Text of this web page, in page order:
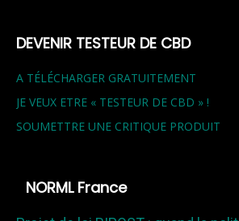
DEVENIR TESTEUR DE CBD
A TÉLÉCHARGER GRATUITEMENT
JE VEUX ETRE « TESTEUR DE CBD » !
SOUMETTRE UNE CRITIQUE PRODUIT
NORML France